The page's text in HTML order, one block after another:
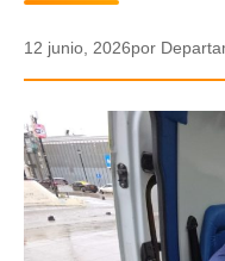
AUDIOS
VIDEOS
GALERIA DE FOTOS
APP MÓVIL
12 junio, 2026por